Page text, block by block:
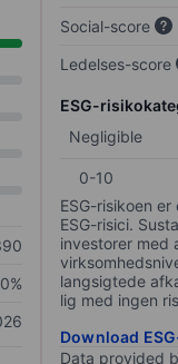
Social-score
Ledelses-score
ESG-
Negligible
0-10
ESG-risikoen
ESG-risici.
investorer med
langsigtede
lig med ingen
Download
Data provided